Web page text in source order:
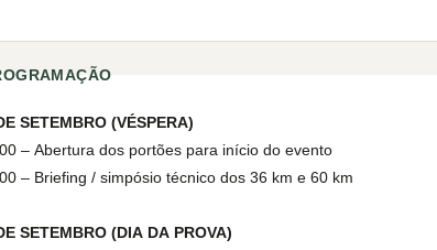
SETEMBRO (VÉSPERA)
– Abertura dos portões para início do evento
– Briefing / simpósio técnico dos 36 km e 60 km
SETEMBRO (DIA DA PROVA)